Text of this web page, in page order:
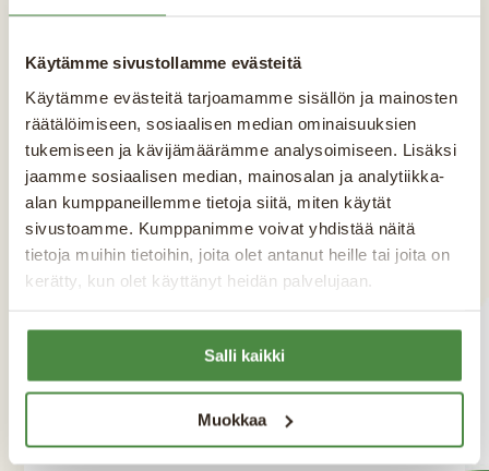
Käytämme sivustollamme evästeitä
Käytämme evästeitä tarjoamamme sisällön ja mainosten
räätälöimiseen, sosiaalisen median ominaisuuksien
tukemiseen ja kävijämäärämme analysoimiseen. Lisäksi
jaamme sosiaalisen median, mainosalan ja analytiikka-
alan kumppaneillemme tietoja siitä, miten käytät
sivustoamme. Kumppanimme voivat yhdistää näitä
tietoja muihin tietoihin, joita olet antanut heille tai joita on
kerätty, kun olet käyttänyt heidän palvelujaan.
Salli kaikki
Muokkaa
för ett webbmöte. (Mötet är givetvis
Namn *
Företag *